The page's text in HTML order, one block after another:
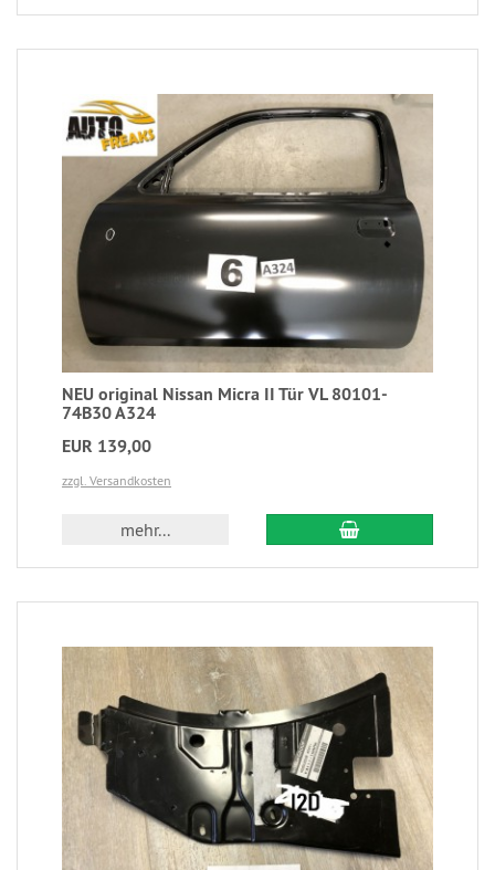
NEU original Nissan Micra II Tür VL 80101-
74B30 A324
EUR 139,00
zzgl. Versandkosten
mehr...